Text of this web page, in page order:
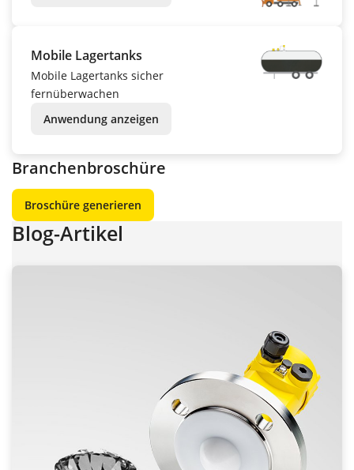
Mobile Lagertanks
Mobile Lagertanks sicher
fernüberwachen
Anwendung anzeigen
Branchenbroschüre
Broschüre generieren
Blog-Artikel